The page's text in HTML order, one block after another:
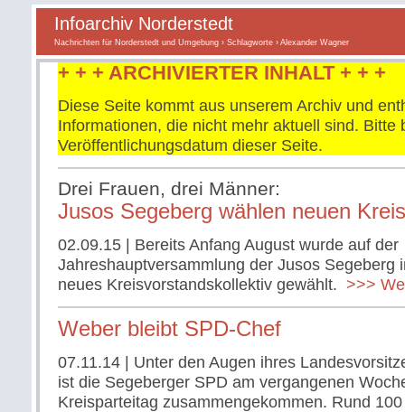
Infoarchiv Norderstedt
Nachrichten für Norderstedt und Umgebung › Schlagworte › Alexander Wagner
+ + + ARCHIVIERTER INHALT + + +
Diese Seite kommt aus unserem Archiv und
Informationen, die nicht mehr aktuell sind. Bitte
Veröffentlichungsdatum dieser Seite.
Drei Frauen, drei Männer:
Jusos Segeberg wählen neuen
02.09.15 | Bereits Anfang August wurde auf der
Jahreshauptversammlung der Jusos Segeberg
neues Kreisvorstandskollektiv gewählt. >>>
Weber bleibt SPD-Chef
07.11.14 | Unter den Augen ihres
ist die Segeberger SPD am vergangenen
Kreisparteitag zusammengekommen. Rund